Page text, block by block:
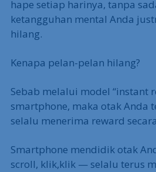
hape setiap harinya, tanpa
ketangguhan mental Anda
hilang.
Kenapa pelan-pelan hilang?
Sebab melalui model “instant
smartphone, maka otak Anda
selalu menerima reward
Smartphone mendidik otak
scroll, klik,klik — selalu terus